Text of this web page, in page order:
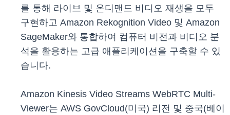
를 통해 라이브 및 온디맨드 비디오 재생을 모두
구현하고 Amazon Rekognition Video 및 Amazon
SageMaker와 통합하여 컴퓨터 비전과 비디오 분
석을 활용하는 고급 애플리케이션을 구축할 수 있
습니다.
Amazon Kinesis Video Streams WebRTC Multi-
Viewer는 AWS GovCloud(미국) 리전 및 중국(베이